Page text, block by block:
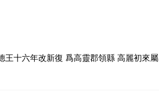
王十六年改新復 爲高靈郡領縣 高麗初來屬